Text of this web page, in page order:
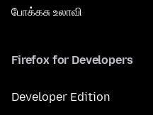
போக்கசு உலாவி
Firefox for Developers
Developer Edition